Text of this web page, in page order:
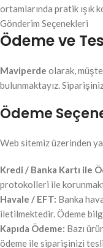
ortamlarında pratik ışık
Gönderim Seçenekleri
Ödeme ve
Maviperde olarak,
bulunmaktayız.
Ödeme
Web sitemiz üzerinden
Kredi / Banka Kartı ile
protokolleri ile
Havale / EFT: Banka
iletilmektedir. Ödeme
Kapıda Ödeme: Bazı
ödeme ile siparişinizi